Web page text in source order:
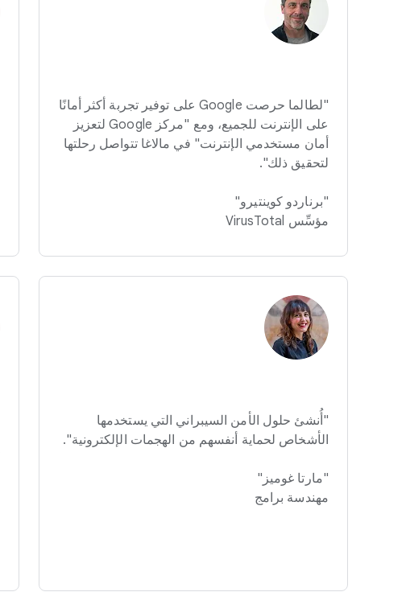
"لطالما حرصت Google على توفير تجربة أكثر أمانًا
على الإنترنت للجميع، ومع "مركز Google لتعزيز
أمان مستخدمي الإنترنت" في مالاغا تتواصل رحلتها
لتحقيق ذلك".
"برناردو كوينتيرو"
مؤسِّس VirusTotal
"أُنشئ حلول الأمن السيبراني التي يستخدمها
الأشخاص لحماية أنفسهم من الهجمات الإلكترونية".
"مارتا غوميز"
مهندسة برامج